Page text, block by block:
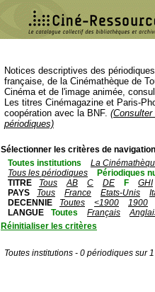
Notices descriptives des
française, de la Cinémathèque de
Cinéma et de l'image animée,
Les titres Cinémagazine et Paris-
coopération avec la BNF.
périodiques)
Sélectionner les critères de
Toutes institutions
La
Tous les périodiques
Périodiques
TITRE
Tous AB C DE F
GHI
PAYS
Tous France Etats-Unis
DECENNIE
Toutes <1900
1900
LANGUE
Toutes Français
Réinitialiser les critères
Toutes institutions - 0 périodiques sur